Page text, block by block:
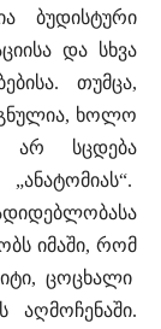
ბუდისტური
და სხვა
თუმცა,
ხოლო
არ სცდება
იმაში, რომ
ცოცხალი